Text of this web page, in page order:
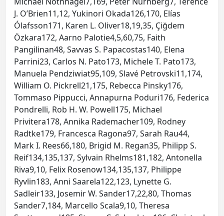
J. O’Brien11,12, Yukinori Okada126,170, Elías
Ólafsson171, Karen L. Oliver18,19,35, Çiğdem
Özkara172, Aarno Palotie4,5,60,75, Faith
Pangilinan48, Savvas S. Papacostas140, Elena
Parrini23, Carlos N. Pato173, Michele T. Pato173,
Manuela Pendziwiat95,109, Slavé Petrovski11,174,
William O. Pickrell21,175, Rebecca Pinsky176,
Tommaso Pippucci, Annapurna Poduri176, Federica
Pondrelli, Rob H. W. Powell175, Michael
Privitera178, Annika Rademacher109, Rodney
Radtke179, Francesca Ragona97, Sarah Rau44,
Mark I. Rees66,180, Brigid M. Regan35, Philipp S.
Reif134,135,137, Sylvain Rhelms181,182, Antonella
Riva9,10, Felix Rosenow134,135,137, Philippe
Ryvlin183, Anni Saarela122,123, Lynette G.
Sadleir133, Josemir W. Sander17,22,80, Thomas
Sander7,184, Marcello Scala9,10, Theresa